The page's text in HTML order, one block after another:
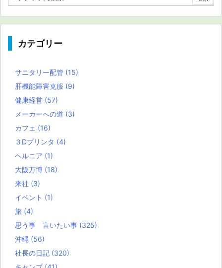
カテゴリー
サニタリー配管 (15)
肝機能障害克服 (9)
健康経営 (57)
メーカーへの道 (3)
カフェ (16)
３Dプリンタ (4)
ヘルニア (1)
大阪万博 (18)
来社 (3)
イベント (1)
旅 (4)
思う事 言いたい事 (325)
沖縄 (56)
社長の日記 (320)